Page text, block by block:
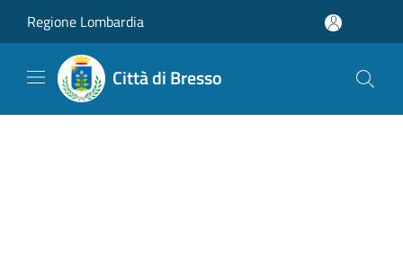
Regione Lombardia
Città di Bresso